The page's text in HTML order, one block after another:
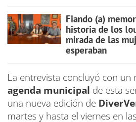
Fiando (a)
historia de los
mirada de las
esperaban
La entrevista concluyó con un
agenda municipal de esta
una nueva edición de
martes y hasta el viernes en